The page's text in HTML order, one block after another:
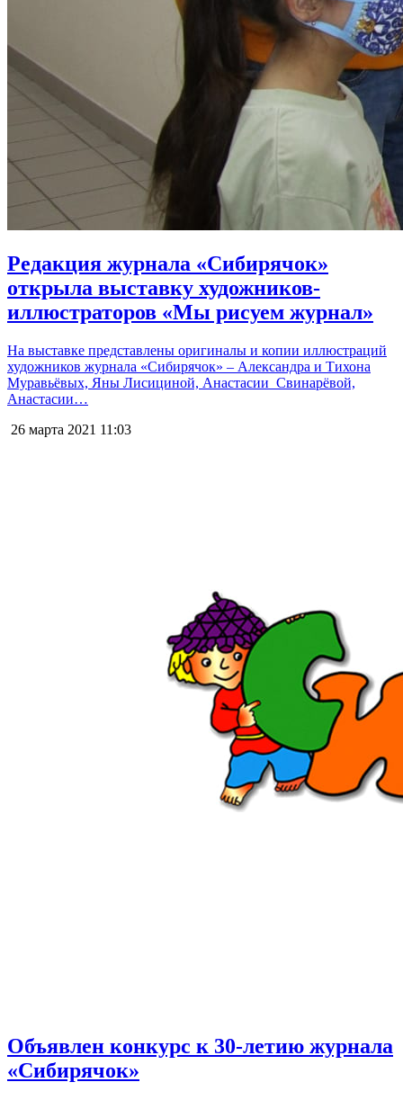
Редакция журнала «Сибирячок»
открыла выставку художников-
иллюстраторов «Мы рисуем журнал»
На выставке представлены оригиналы и копии иллюстраций
художников журнала «Сибирячок» – Александра и Тихона
Муравьёвых, Яны Лисициной, Анастасии Свинарёвой,
Анастасии…
26 марта 2021 11:03
Объявлен конкурс к 30-летию журнала
«Сибирячок»